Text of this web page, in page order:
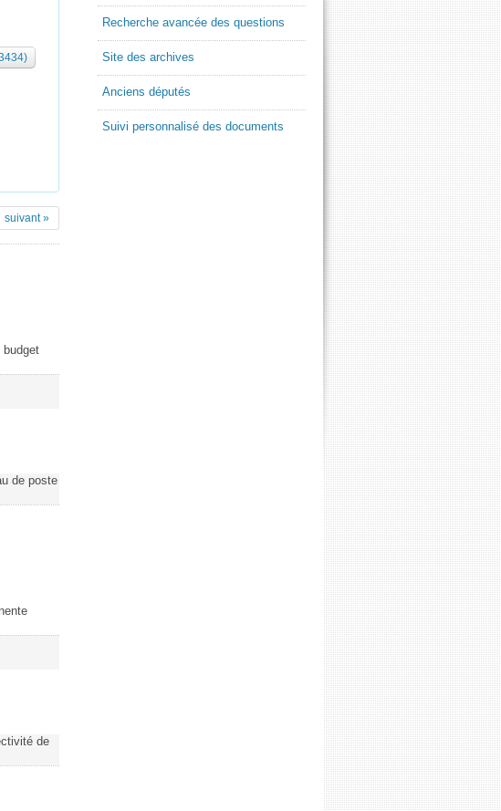
suivant »
budget
de poste
de
Recherche avancée des questions
Site des archives
Anciens députés
Suivi personnalisé des documents